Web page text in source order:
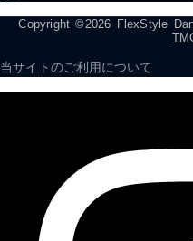
Copyright ©2026 FlexStyle
当サイトのご利用について